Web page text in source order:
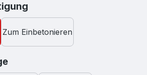
Zum Einbetonieren